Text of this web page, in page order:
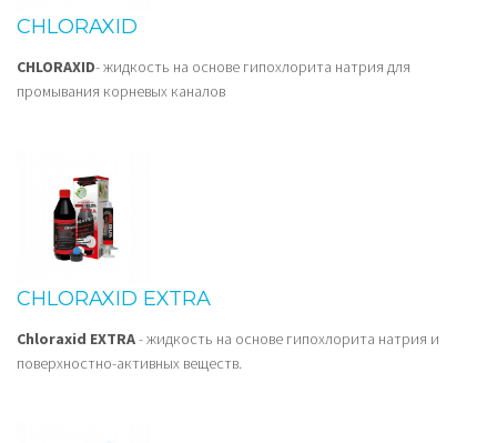
CHLORAXID
CHLORAXID- жидкость на основе гипохлорита натрия для
промывания корневых каналов
CHLORAXID EXTRA
Chloraxid EXTRA- жидкость на основе гипохлорита натрия и
поверхностно-активных веществ.